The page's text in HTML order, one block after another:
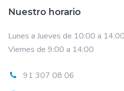
Nuestro horario
Lunes a Jueves de 10:00 a
Viernes de 9:00 a 14:00
91 307 08 06